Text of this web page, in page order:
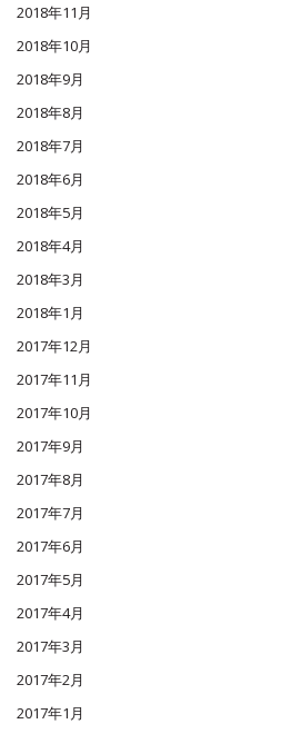
2018年11月
2018年10月
2018年9月
2018年8月
2018年7月
2018年6月
2018年5月
2018年4月
2018年3月
2018年1月
2017年12月
2017年11月
2017年10月
2017年9月
2017年8月
2017年7月
2017年6月
2017年5月
2017年4月
2017年3月
2017年2月
2017年1月